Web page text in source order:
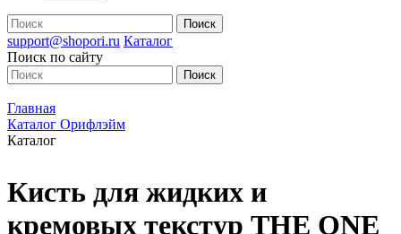
support@shopori.ru Каталог
Поиск по сайту
Главная
Каталог Орифлэйм
Каталог
Кисть для жидких и
кремовых текстур THE ONE